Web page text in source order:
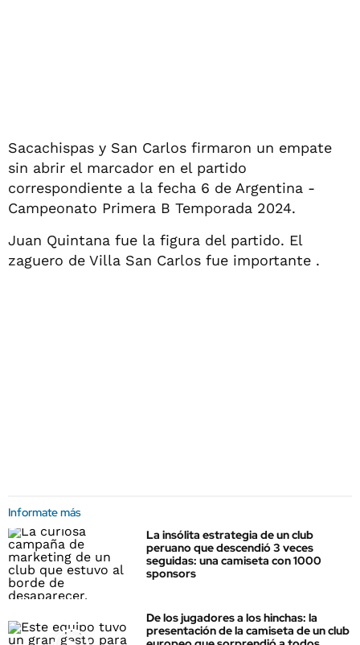
Sacachispas y San Carlos firmaron un empate
sin abrir el marcador en el partido
correspondiente a la fecha 6 de Argentina -
Campeonato Primera B Temporada 2024.
Juan Quintana fue la figura del partido. El
zaguero de Villa San Carlos fue importante .
Informate más
La insólita estrategia de un club
peruano que descendió 3 veces
seguidas: una camiseta con 1000
sponsors
De los jugadores a los hinchas: la
presentación de la camiseta de un club